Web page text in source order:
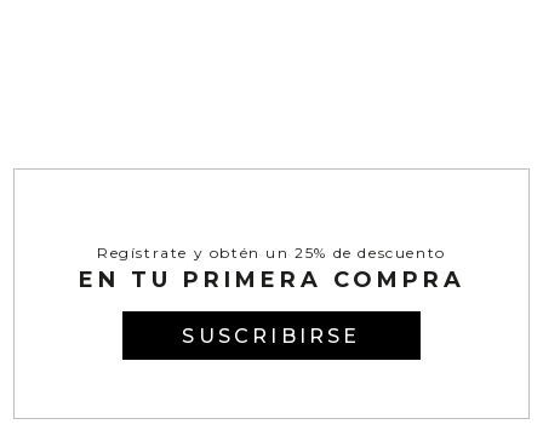
Regístrate y obtén un 25% de descuento
EN TU PRIMERA COMPRA
SUSCRIBIRSE